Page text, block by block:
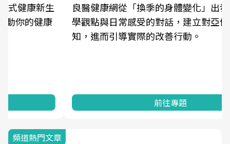
良醫健康網從「換季的身體變化」出發，透過醫
學觀點與日常感受的對話，建立對亞健康的認
知，進而引導實際的改善行動。
頻道熱門文章